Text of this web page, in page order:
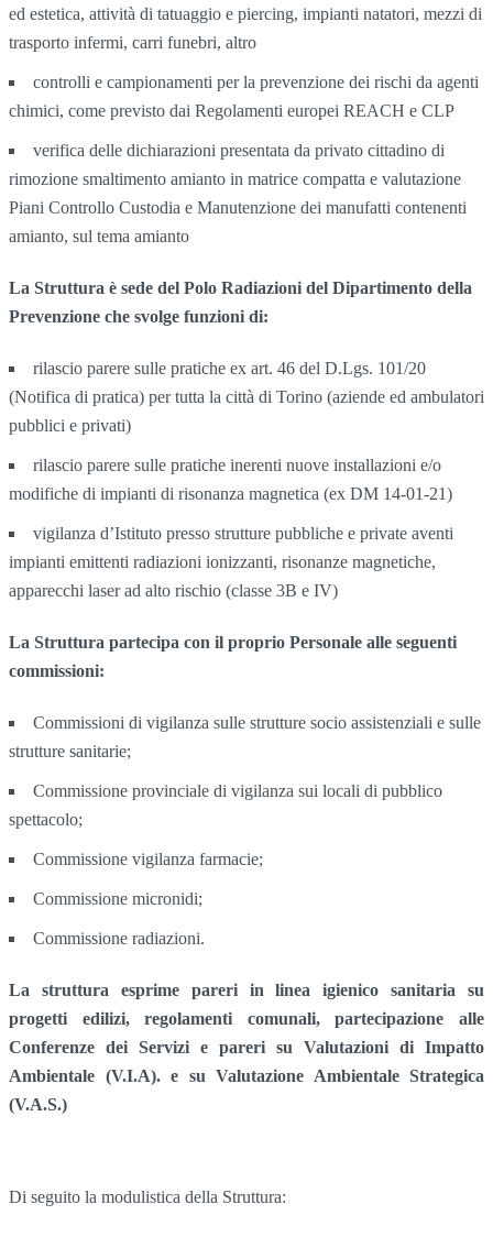
ed estetica, attività di tatuaggio e piercing, impianti natatori, mezzi di
trasporto infermi, carri funebri, altro
controlli e campionamenti per la prevenzione dei rischi da agenti
chimici, come previsto dai Regolamenti europei REACH e CLP
verifica delle dichiarazioni presentata da privato cittadino di
rimozione smaltimento amianto in matrice compatta e valutazione
Piani Controllo Custodia e Manutenzione dei manufatti contenenti
amianto, sul tema amianto
La Struttura è sede del Polo Radiazioni del Dipartimento della
Prevenzione che svolge funzioni di:
rilascio parere sulle pratiche ex art. 46 del D.Lgs. 101/20
(Notifica di pratica) per tutta la città di Torino (aziende ed ambulatori
pubblici e privati)
rilascio parere sulle pratiche inerenti nuove installazioni e/o
modifiche di impianti di risonanza magnetica (ex DM 14-01-21)
vigilanza d’Istituto presso strutture pubbliche e private aventi
impianti emittenti radiazioni ionizzanti, risonanze magnetiche,
apparecchi laser ad alto rischio (classe 3B e IV)
La Struttura partecipa con il proprio Personale alle seguenti
commissioni:
Commissioni di vigilanza sulle strutture socio assistenziali e sulle
strutture sanitarie;
Commissione provinciale di vigilanza sui locali di pubblico
spettacolo;
Commissione vigilanza farmacie;
Commissione micronidi;
Commissione radiazioni.
La struttura esprime pareri in linea igienico sanitaria su
progetti edilizi, regolamenti comunali, partecipazione alle
Conferenze dei Servizi e pareri su Valutazioni di Impatto
Ambientale (V.I.A). e su Valutazione Ambientale Strategica
(V.A.S.)
Di seguito la modulistica della Struttura: